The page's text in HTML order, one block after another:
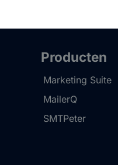
Producten
Marketing Suite
MailerQ
SMTPeter